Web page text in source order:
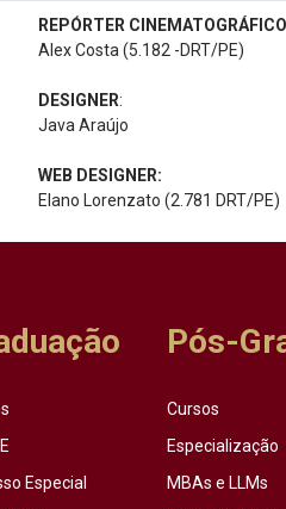
REPÓRTER
Alex Costa (5.182 -DRT/PE)
DESIGNER:
Java Araújo
WEB DESIGNER:
Elano Lorenzato (2.781 DRT/PE)
Especial
Pós-
Cursos
Especialização
MBAs e LLMs